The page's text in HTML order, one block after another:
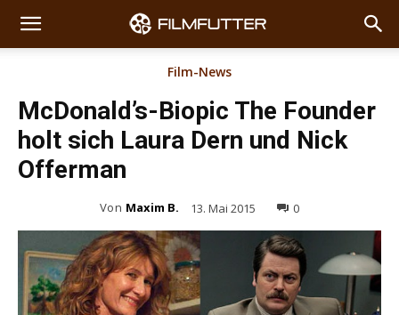
Film-News
McDonald’s-Biopic The Founder
holt sich Laura Dern und Nick
Offerman
Von Maxim B. 13. Mai 2015 0